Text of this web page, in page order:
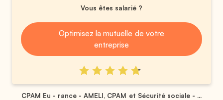
Vous êtes salarié ?
Optimisez la mutuelle de votre
entreprise
CPAM Eu - rance - AMELI, CPAM et Sécurité sociale - ...